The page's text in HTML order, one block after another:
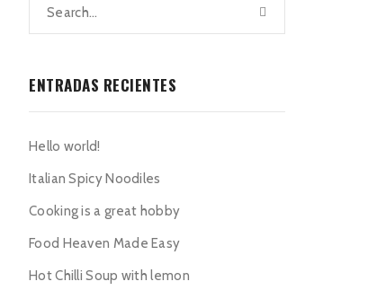
ENTRADAS RECIENTES
Hello world!
Italian Spicy Noodiles
Cooking is a great hobby
Food Heaven Made Easy
Hot Chilli Soup with lemon